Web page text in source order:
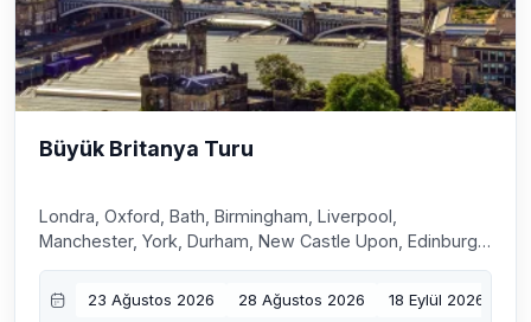
Büyük Britanya Turu
Londra, Oxford, Bath, Birmingham, Liverpool,
Manchester, York, Durham, New Castle Upon, Edinburgh,
Glasgow, Belfast, Dublin
23 Ağustos 2026 28 Ağustos 2026 18 Eylül 2026